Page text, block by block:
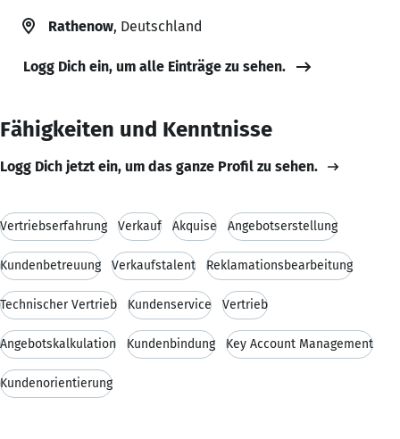
Rathenow, Deutschland
Logg Dich ein, um alle Einträge zu sehen.
Fähigkeiten und Kenntnisse
Logg Dich jetzt ein, um das ganze Profil zu sehen.
Vertriebserfahrung Verkauf Akquise Angebotserstellung
Kundenbetreuung Verkaufstalent Reklamationsbearbeitung
Technischer Vertrieb Kundenservice Vertrieb
Angebotskalkulation Kundenbindung Key Account Management
Kundenorientierung